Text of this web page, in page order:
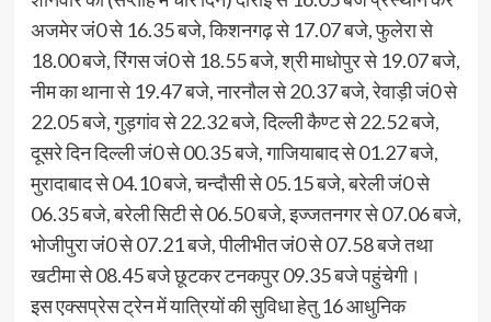
अजमेर जं0 से 16.35 बजे, किशनगढ़ से 17.07 बजे, फुलेरा से
18.00 बजे, रिंगस जं0 से 18.55 बजे, श्री माधोपुर से 19.07 बजे,
नीम का थाना से 19.47 बजे, नारनौल से 20.37 बजे, रेवाड़ी जं0 से
22.05 बजे, गुड़गांव से 22.32 बजे, दिल्ली कैण्ट से 22.52 बजे,
दूसरे दिन दिल्ली जं0 से 00.35 बजे, गाजियाबाद से 01.27 बजे,
मुरादाबाद से 04.10 बजे, चन्दौसी से 05.15 बजे, बरेली जं0 से
06.35 बजे, बरेली सिटी से 06.50 बजे, इज्जतनगर से 07.06 बजे,
भोजीपुरा जं0 से 07.21 बजे, पीलीभीत जं0 से 07.58 बजे तथा
खटीमा से 08.45 बजे छूटकर टनकपुर 09.35 बजे पहुंचेगी।
इस एक्सप्रेस ट्रेन में यात्रियों की सुविधा हेतु 16 आधुनिक